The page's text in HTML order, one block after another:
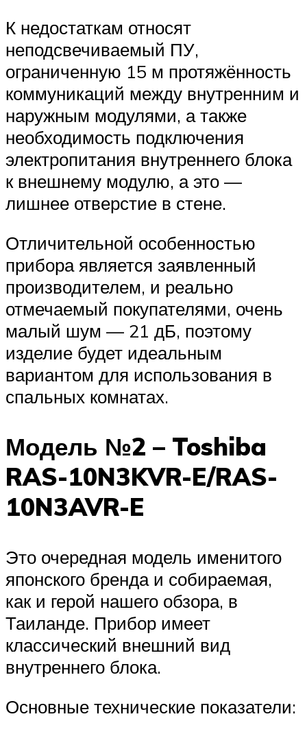
К недостаткам относят
неподсвечиваемый ПУ,
ограниченную 15 м протяжённость
коммуникаций между внутренним и
наружным модулями, а также
необходимость подключения
электропитания внутреннего блока
к внешнему модулю, а это —
лишнее отверстие в стене.
Отличительной особенностью
прибора является заявленный
производителем, и реально
отмечаемый покупателями, очень
малый шум — 21 дБ, поэтому
изделие будет идеальным
вариантом для использования в
спальных комнатах.
Модель №2 – Toshiba
RAS-10N3KVR-E/RAS-
10N3AVR-E
Это очередная модель именитого
японского бренда и собираемая,
как и герой нашего обзора, в
Таиланде. Прибор имеет
классический внешний вид
внутреннего блока.
Основные технические показатели: